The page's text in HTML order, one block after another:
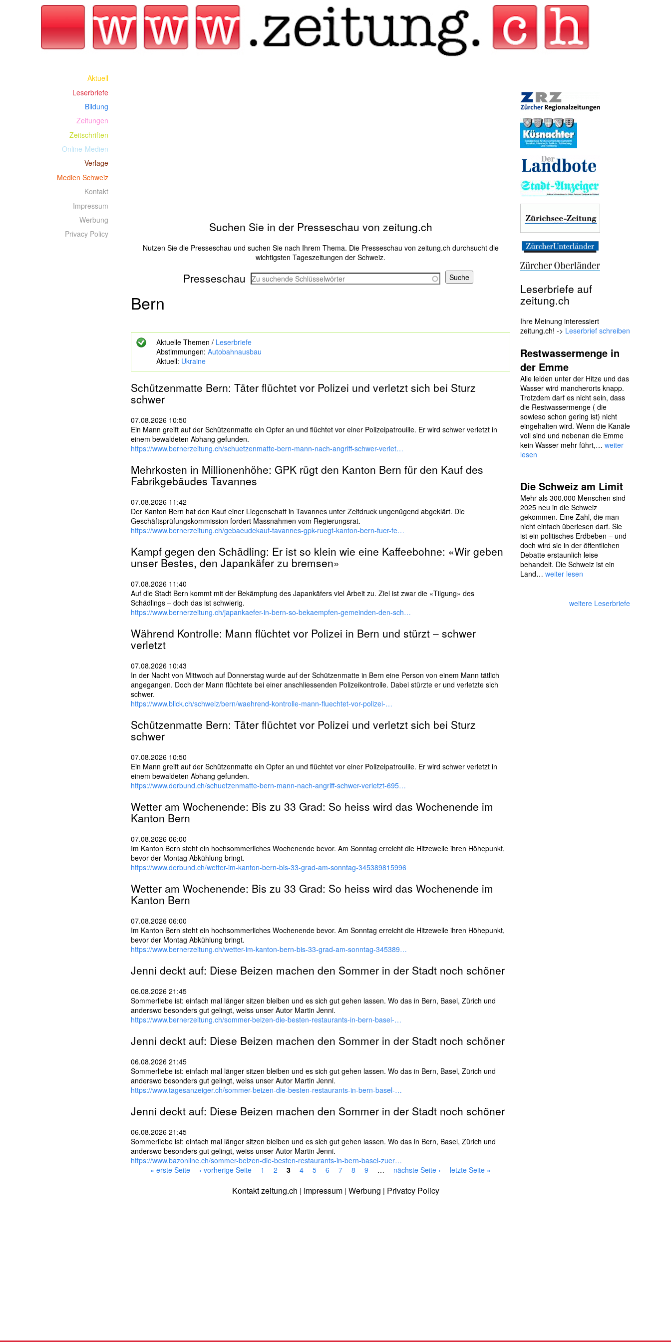
Jump to navigation
Suchen Sie in der Presseschau von zeitung.ch
Nutzen Sie die Presseschau und suchen Sie nach Ihrem Thema. Die Presseschau von zeitung.ch durchsucht die
wichtigsten Tageszeitungen der Schweiz.
Presseschau
s
u
e
S
c
h
l
s
s
e
l
ö
r
t
r
Bern
Aktuelle Themen / Leserbriefe
Abstimmungen: Autobahnausbau
Aktuell: Ukraine
Schützenmatte Bern: Täter flüchtet vor Polizei und verletzt sich bei Sturz
schwer
07.08.2026 10:50
Ein Mann greift auf der Schützenmatte ein Opfer an und flüchtet vor einer Polizeipatrouille. Er wird schwer verletzt in
einem bewaldeten Abhang gefunden.
https://www.bernerzeitung.ch/schuetzenmatte-bern-mann-nach-angriff-schwer-verlet…
Mehrkosten in Millionenhöhe: GPK rügt den Kanton Bern für den Kauf des
Fabrikgebäudes Tavannes
07.08.2026 11:42
Der Kanton Bern hat den Kauf einer Liegenschaft in Tavannes unter Zeitdruck ungenügend abgeklärt. Die
Geschäftsprüfungskommission fordert Massnahmen vom Regierungsrat.
https://www.bernerzeitung.ch/gebaeudekauf-tavannes-gpk-ruegt-kanton-bern-fuer-fe…
Kampf gegen den Schädling: Er ist so klein wie eine Kaffeebohne: «Wir geben
unser Bestes, den Japankäfer zu bremsen»
07.08.2026 11:40
Auf die Stadt Bern kommt mit der Bekämpfung des Japankäfers viel Arbeit zu. Ziel ist zwar die «Tilgung» des
Schädlings – doch das ist schwierig.
https://www.bernerzeitung.ch/japankaefer-in-bern-so-bekaempfen-gemeinden-den-sch…
Während Kontrolle: Mann flüchtet vor Polizei in Bern und stürzt – schwer
verletzt
07.08.2026 10:43
In der Nacht von Mittwoch auf Donnerstag wurde auf der Schützenmatte in Bern eine Person von einem Mann tätlich
angegangen. Doch der Mann flüchtete bei einer anschliessenden Polizeikontrolle. Dabei stürzte er und verletzte sich
schwer.
https://www.blick.ch/schweiz/bern/waehrend-kontrolle-mann-fluechtet-vor-polizei-…
Schützenmatte Bern: Täter flüchtet vor Polizei und verletzt sich bei Sturz
schwer
07.08.2026 10:50
Ein Mann greift auf der Schützenmatte ein Opfer an und flüchtet vor einer Polizeipatrouille. Er wird schwer verletzt in
einem bewaldeten Abhang gefunden.
https://www.derbund.ch/schuetzenmatte-bern-mann-nach-angriff-schwer-verletzt-695…
Wetter am Wochenende: Bis zu 33 Grad: So heiss wird das Wochenende im
Kanton Bern
07.08.2026 06:00
Im Kanton Bern steht ein hochsommerliches Wochenende bevor. Am Sonntag erreicht die Hitzewelle ihren Höhepunkt,
bevor der Montag Abkühlung bringt.
https://www.derbund.ch/wetter-im-kanton-bern-bis-33-grad-am-sonntag-345389815996
Wetter am Wochenende: Bis zu 33 Grad: So heiss wird das Wochenende im
Kanton Bern
07.08.2026 06:00
Im Kanton Bern steht ein hochsommerliches Wochenende bevor. Am Sonntag erreicht die Hitzewelle ihren Höhepunkt,
bevor der Montag Abkühlung bringt.
https://www.bernerzeitung.ch/wetter-im-kanton-bern-bis-33-grad-am-sonntag-345389…
Jenni deckt auf: Diese Beizen machen den Sommer in der Stadt noch schöner
06.08.2026 21:45
Sommerliebe ist: einfach mal länger sitzen bleiben und es sich gut gehen lassen. Wo das in Bern, Basel, Zürich und
anderswo besonders gut gelingt, weiss unser Autor Martin Jenni.
https://www.bernerzeitung.ch/sommer-beizen-die-besten-restaurants-in-bern-basel-…
Jenni deckt auf: Diese Beizen machen den Sommer in der Stadt noch schöner
06.08.2026 21:45
Sommerliebe ist: einfach mal länger sitzen bleiben und es sich gut gehen lassen. Wo das in Bern, Basel, Zürich und
anderswo besonders gut gelingt, weiss unser Autor Martin Jenni.
https://www.tagesanzeiger.ch/sommer-beizen-die-besten-restaurants-in-bern-basel-…
Jenni deckt auf: Diese Beizen machen den Sommer in der Stadt noch schöner
06.08.2026 21:45
Sommerliebe ist: einfach mal länger sitzen bleiben und es sich gut gehen lassen. Wo das in Bern, Basel, Zürich und
anderswo besonders gut gelingt, weiss unser Autor Martin Jenni.
https://www.bazonline.ch/sommer-beizen-die-besten-restaurants-in-bern-basel-zuer…
« erste Seite ‹ vorherige Seite 1 2 3 4 5 6 7 8 9 … nächste Seite › letzte Seite »
Aktuell
Leserbriefe
Bildung
Zeitungen
Zeitschriften
Online-Medien
Verlage
Medien Schweiz
Kontakt
Impressum
Werbung
Privacy Policy
Leserbriefe auf
zeitung.ch
Ihre Meinung interessiert
zeitung.ch! -> Leserbrief schreiben
Restwassermenge in
der Emme
Alle leiden unter der Hitze und das
Wasser wird mancherorts knapp.
Trotzdem darf es nicht sein, dass
die Restwassermenge ( die
sowieso schon gering ist) nicht
eingehalten wird. Wenn die Kanäle
voll sind und nebenan die Emme
kein Wasser mehr führt,… weiter
lesen
Die Schweiz am Limit
Mehr als 300.000 Menschen sind
2025 neu in die Schweiz
gekommen. Eine Zahl, die man
nicht einfach überlesen darf. Sie
ist ein politisches Erdbeben – und
doch wird sie in der öffentlichen
Debatte erstaunlich leise
behandelt. Die Schweiz ist ein
Land… weiter lesen
weitere Leserbriefe
Kontakt zeitung.ch | Impressum| Werbung | Privatcy Policy